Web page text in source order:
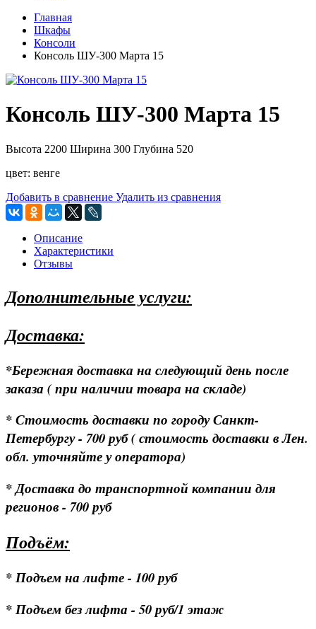
Главная
Шкафы
Консоли
Консоль ШУ-300 Марта 15
Консоль ШУ-300 Марта 15
Высота 2200 Ширина 300 Глубина 520
цвет: венге
Добавить в сравнение Удалить из сравнения
Описание
Характеристики
Отзывы
Дополнительные услуги:
Доставка:
*Бережная доставка на следующий день после
заказа ( при наличии товара на складе)
* Стоимость доставки по городу Санкт-
Петербургу - 700 руб ( стоимость доставки в Лен.
обл. уточняйте у оператора)
* Доставка до транспортной компании для
регионов - 700 руб
Подъём:
* Подъем на лифте - 100 руб
* Подъем без лифта - 50 руб/1 этаж